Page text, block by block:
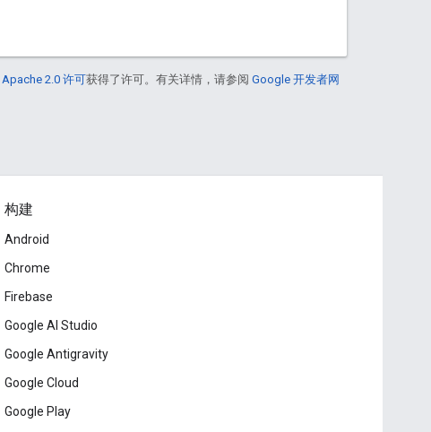
Apache 2.0 许可获得了许可。有关详情，请参阅 Google 开发者网
构建
Android
Chrome
Firebase
Google AI Studio
Google Antigravity
Google Cloud
Google Play